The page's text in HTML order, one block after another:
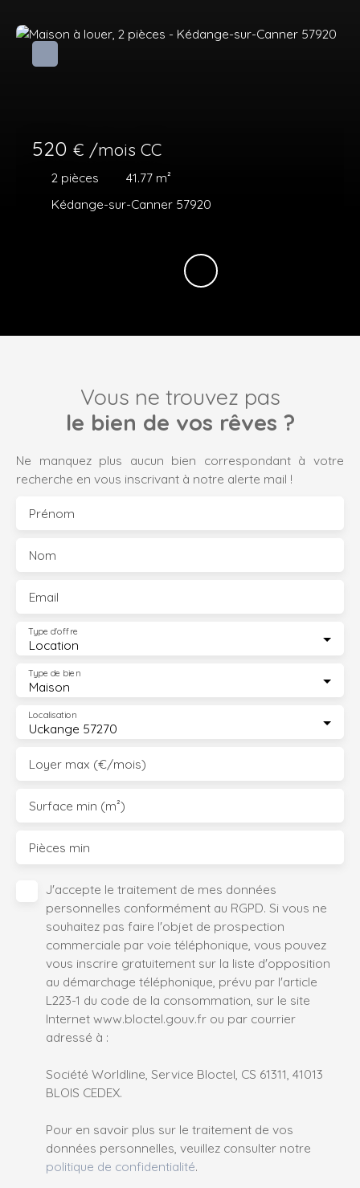
520 € /mois CC
2 pièces 41.77 m²
Kédange-sur-Canner 57920
Vous ne trouvez pas
le bien de vos rêves ?
Ne manquez plus aucun bien correspondant à votre
recherche en vous inscrivant à notre alerte mail !
Prénom
Nom
Email
Location
Type d'offre
Maison
Type de bien
Uckange 57270
Localisation
Loyer max (€/mois)
Surface min (m²)
Pièces min
J'accepte le traitement de mes données
personnelles conformément au RGPD. Si vous ne
souhaitez pas faire l'objet de prospection
commerciale par voie téléphonique, vous pouvez
vous inscrire gratuitement sur la liste d'opposition
au démarchage téléphonique, prévu par l'article
L223-1 du code de la consommation, sur le site
Internet www.bloctel.gouv.fr ou par courrier
adressé à :
Société Worldline, Service Bloctel, CS 61311, 41013
BLOIS CEDEX.
Pour en savoir plus sur le traitement de vos
données personnelles, veuillez consulter notre
politique de confidentialité.